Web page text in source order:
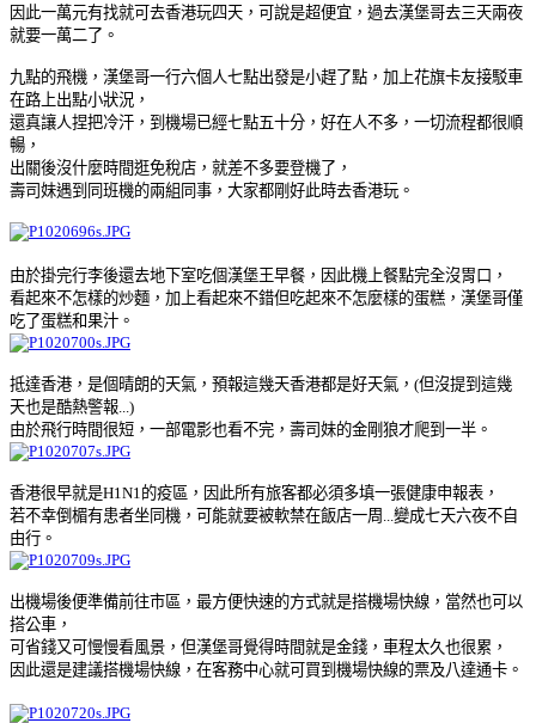
因此一萬元有找就可去香港玩四天，可說是超便宜，過去漢堡哥去三天兩夜
就要一萬二了。
九點的飛機，漢堡哥一行六個人七點出發是小趕了點，加上花旗卡友接駁車
在路上出點小狀況，
還真讓人捏把冷汗，到機場已經七點五十分，好在人不多，一切流程都很順
暢，
出關後沒什麼時間逛免稅店，就差不多要登機了，
壽司妹遇到同班機的兩組同事，大家都剛好此時去香港玩。
由於掛完行李後還去地下室吃個漢堡王早餐，因此機上餐點完全沒胃口，
看起來不怎樣的炒麵，加上看起來不錯但吃起來不怎麼樣的蛋糕，漢堡哥僅
吃了蛋糕和果汁。
抵達香港，是個晴朗的天氣，預報這幾天香港都是好天氣，(但沒提到這幾
天也是酷熱警報...)
由於飛行時間很短，一部電影也看不完，壽司妹的金剛狼才爬到一半。
香港很早就是H1N1的疫區，因此所有旅客都必須多填一張健康申報表，
若不幸倒楣有患者坐同機，可能就要被軟禁在飯店一周...變成七天六夜不自
由行。
出機場後便準備前往市區，最方便快速的方式就是搭機場快線，當然也可以
搭公車，
可省錢又可慢慢看風景，但漢堡哥覺得時間就是金錢，車程太久也很累，
因此還是建議搭機場快線，在客務中心就可買到機場快線的票及八達通卡。